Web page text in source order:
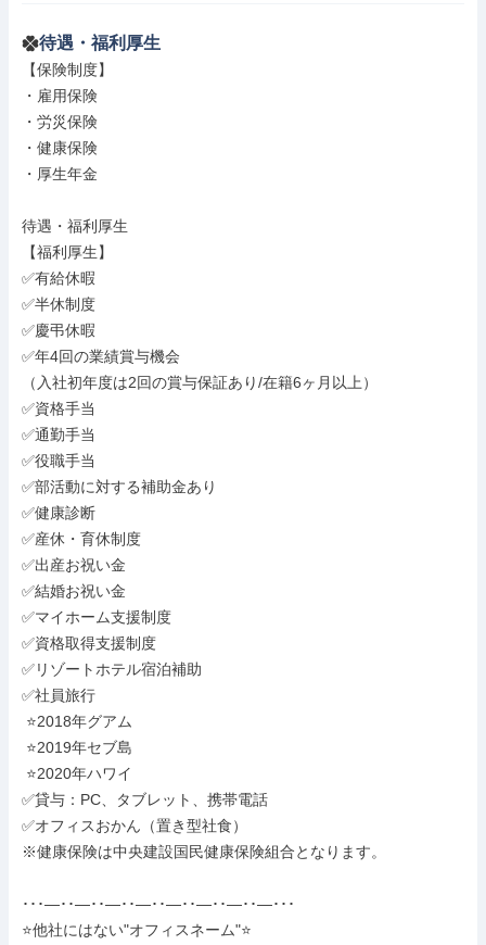
待遇・福利厚生
【保険制度】
・雇用保険
・労災保険
・健康保険
・厚生年金
待遇・福利厚生
【福利厚生】
✅有給休暇
✅半休制度
✅慶弔休暇
✅年4回の業績賞与機会
（入社初年度は2回の賞与保証あり/在籍6ヶ月以上）
✅資格手当
✅通勤手当
✅役職手当
✅部活動に対する補助金あり
✅健康診断
✅産休・育休制度
✅出産お祝い金
✅結婚お祝い金
✅マイホーム支援制度
✅資格取得支援制度
✅リゾートホテル宿泊補助
✅社員旅行
✅貸与：PC、タブレット、携帯電話
✅オフィスおかん（置き型社食）
※健康保険は中央建設国民健康保険組合となります。
･･･―･･―･･―･･―･･―･･―･･―･･―･･･
⭐他社にはない"オフィスネーム"⭐